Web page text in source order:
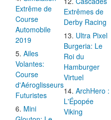
Extrême de
Course
Automobile
2019
Ailes
Volantes:
Course
d'Aéroglisseurs
Futuristes
Mini
Extrêmes de
Derby Racing
Ultra Pixel
Burgeria: Le
Roi du
Hamburger
Virtuel
ArchHero :
L'Épopée
Viking